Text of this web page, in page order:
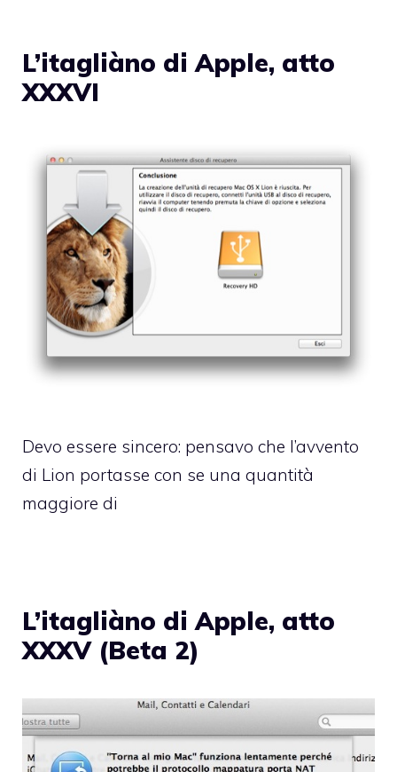
L’itagliàno di Apple, atto
XXXVI
Devo essere sincero: pensavo che l’avvento
di Lion portasse con se una quantità
maggiore di
L’itagliàno di Apple, atto
XXXV (Beta 2)